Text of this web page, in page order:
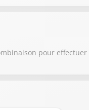
pour